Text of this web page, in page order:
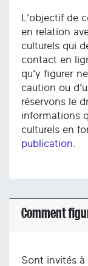
L'objectif de
en relation
culturels qui
contact en
qu’y figurer
caution ou
réservons le
informations
culturels en
publication
Comment
Sont invités à